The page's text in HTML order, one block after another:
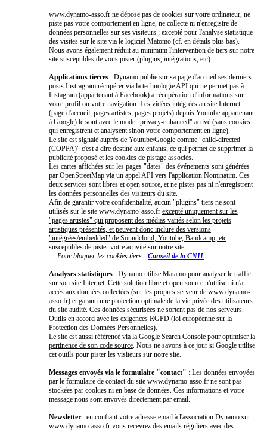
www.dynamo-asso.fr ne dépose pas de cookies sur votre ordinateur, ne
piste pas votre comportement en ligne, ne collecte ni n'enregistre de
données personnelles sur ses visiteurs ; excepté pour l'analyse statistique
des visites sur le site via le logiciel Matomo (cf. en détails plus bas).
Nous avons également réduit au minimum l'intervention de tiers sur notre
site susceptibles de vous pister (plugins, intégrations, etc)
Applications tierces : Dynamo publie sur sa page d'accueil ses derniers
posts Instragram récupérer via la technologie API qui ne permet pas à
Instagram (appartenant à Facebook) a récupération d'informations sur
votre profil ou votre navigation. Les vidéos intégrées au site Internet
(page d'accueil, pages artistes, pages projets) depuis Youtube appartenant
à Google) le sont avec le mode "privacy-enhanced" activé (sans cookies
qui enregistrent et analysent sinon votre comportement en ligne).
Le site est signalé auprès de Youtube/Google comme "child-directed
(COPPA)" c'est à dire destiné aux enfants, ce qui permet de supprimer la
publicité proposé et les cookies de pistage associés.
Les cartes affichées sur les pages "dates" des événements sont générées
par OpenStreetMap via un appel API vers l'application Nominatim. Ces
deux services sont libres et open source, et ne pistes pas ni n'enregistrent
les données personnelles des visiteurs du site.
Afin de garantir votre confidentialité, aucun "plugins" tiers ne sont
utilisés sur le site www.dynamo-asso.fr excepté uniquement sur les
"pages artistes" qui proposent des médias variés selon les projets
artistiques présentés, et peuvent donc inclure des versions
"intégrées/embedded" de Soundcloud, Youtube, Bandcamp, etc
susceptibles de pister votre activité sur notre site.
— Pour bloquer les cookies tiers : Conseil de la CNIL
Analyses statistiques : Dynamo utilise Matamo pour analyser le traffic
sur son site Internet. Cette solution libre et open source n'utilise ni n'a
accès aux données collectées (sur les propres serveur de www.dynamo-
asso.fr) et garanti une protection optimale de la vie privée des utilisateurs
du site audité. Ces données sécurisées ne sortent pas de nos serveurs.
Outils en accord avec les exigences RGPD (loi européenne sur la
Protection des Données Personnelles).
Le site est aussi référencé via la Google Search Console pour optimiser la
pertinence de son code source. Nous ne savons à ce jour si Google utilise
cet outils pour pister les visiteurs sur notre site.
Messages envoyés via le formulaire "contact" : Les données envoyées
par le formulaire de contact du site www.dynamo-asso.fr ne sont pas
stockées par cookies ni en base de données. Ces informations et votre
message nous sont envoyés directement par email.
Newsletter : en confiant votre adresse email à l'association Dynamo sur
www.dynamo-asso.fr vous recevrez des emails réguliers avec des